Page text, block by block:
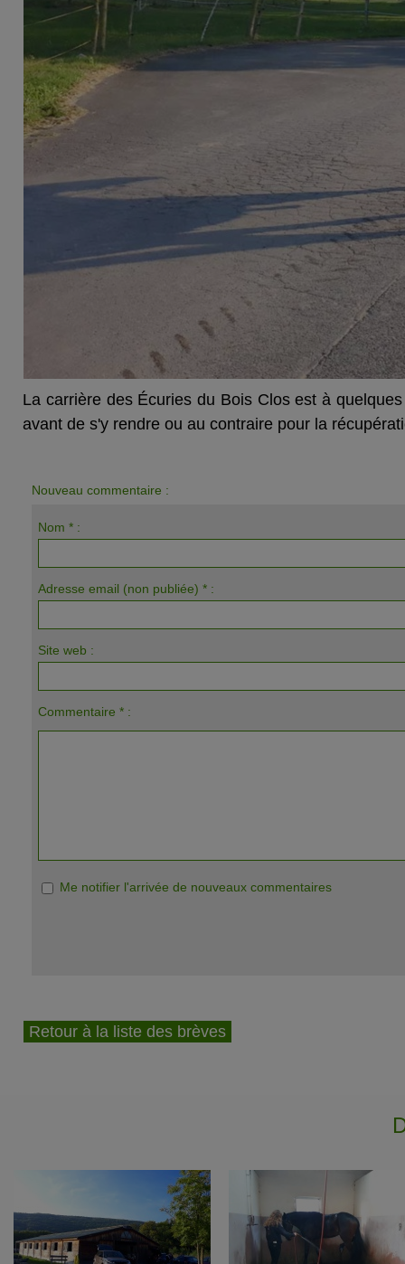
La carrière des Écuries du Bois Clos est à
avant de s'y rendre ou au contraire pour la
Nouveau commentaire :
Nom * :
Adresse email (non publiée) * :
Site web :
Commentaire * :
Me notifier l'arrivée de nouveaux commentaires
Retour à la liste des brèves